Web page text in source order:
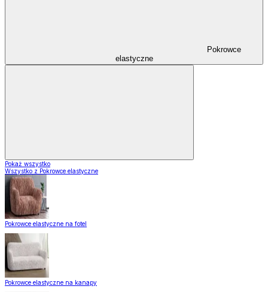
Pokrowce
elastyczne
Pokaż wszystko
Wszystko z Pokrowce elastyczne
Pokrowce elastyczne na fotel
Pokrowce elastyczne na kanapy